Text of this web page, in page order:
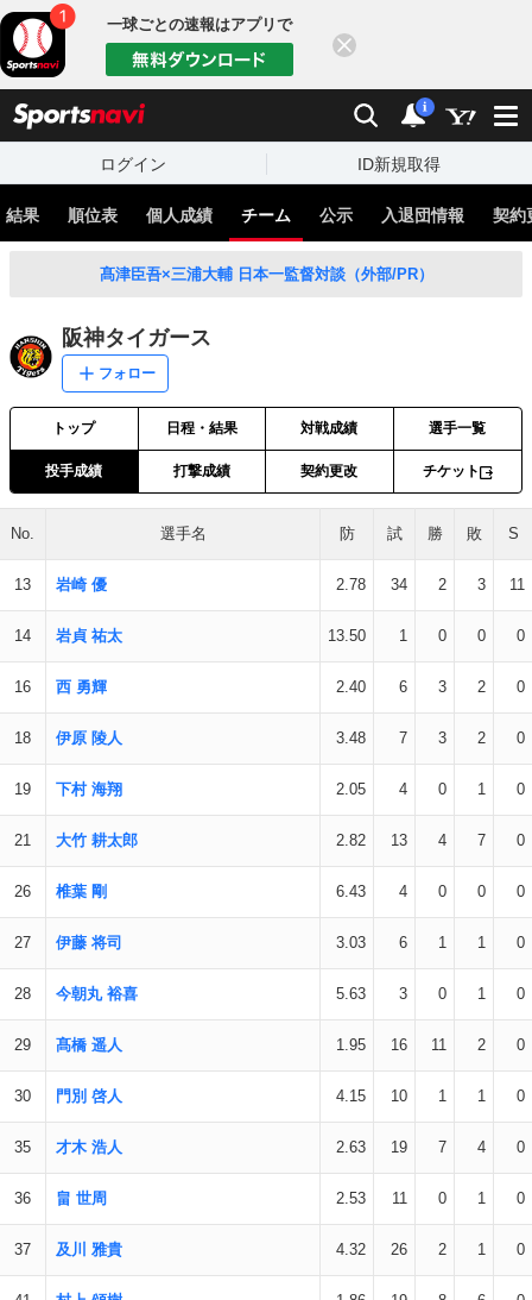
一球ごとの速報はアプリで
検索 通知
i
ログイン ID新規取得
結果 順位表 個人成績 チーム 公示 入退団情報 契約
髙津臣吾×三浦大輔 日本一監督対談（外部/PR）
阪神タイガース
フォロー
トップ 日程・結果 対戦成績 選手一覧
投手成績 打撃成績 契約更改 チケット
No. 選手名 防 試 勝 敗 S
13 岩崎 優 2.78 34 2 3 11
14 岩貞 祐太 13.50 1 0 0 0
16 西 勇輝 2.40 6 3 2 0
18 伊原 陵人 3.48 7 3 2 0
19 下村 海翔 2.05 4 0 1 0
21 大竹 耕太郎 2.82 13 4 7 0
26 椎葉 剛 6.43 4 0 0 0
27 伊藤 将司 3.03 6 1 1 0
28 今朝丸 裕喜 5.63 3 0 1 0
29 髙橋 遥人 1.95 16 11 2 0
30 門別 啓人 4.15 10 1 1 0
35 才木 浩人 2.63 19 7 4 0
36 畠 世周 2.53 11 0 1 0
37 及川 雅貴 4.32 26 2 1 0